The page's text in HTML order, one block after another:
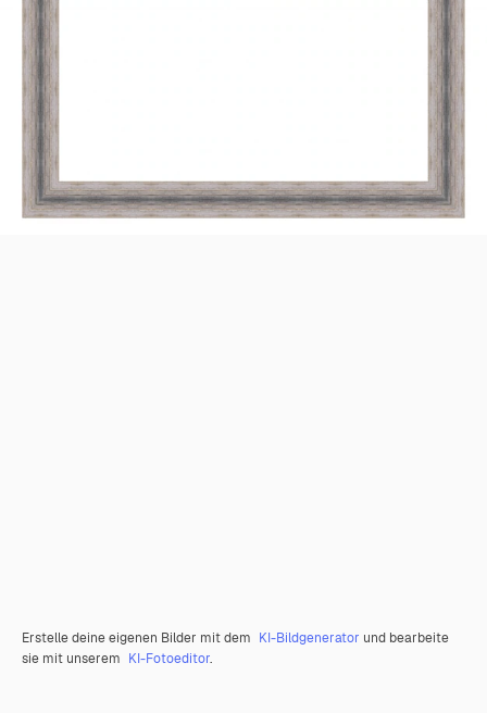
Erstelle deine eigenen Bilder mit dem KI-Bildgenerator und bearbeite
sie mit unserem KI-Fotoeditor.